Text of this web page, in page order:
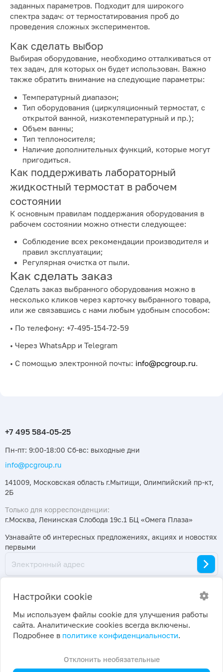
заданных параметров. Подходит для широкого
спектра задач: от термостатирования проб до
проведения сложных экспериментов.
Как сделать выбор
Выбирая оборудование, необходимо отталкиваться от
тех задач, для которых он будет использован. Важно
также обратить внимание на следующие параметры:
Температурный диапазон;
Тип оборудования (циркуляционный термостат, с
открытой ванной, низкотемпературный и пр.);
Объем ванны;
Тип теплоносителя;
Наличие дополнительных функций, которые могут
пригодиться.
Как поддерживать лабораторный
жидкостный термостат в рабочем
состоянии
К основным правилам поддержания оборудования в
рабочем состоянии можно отнести следующее:
Соблюдение всех рекомендации производителя и
правил эксплуатации;
Регулярная очистка от пыли.
Как сделать заказ
Сделать заказ выбранного оборудования можно в
несколько кликов через карточку выбранного товара,
или же связавшись с нами любым удобным способом:
• По телефону: +7-495-154-72-59
• Через WhatsApp и Telegram
• С помощью электронной почты: info@pcgroup.ru.
Пн-пт: 9:00-18:00 Сб-вс: выходные дни
info@pcgroup.ru
141009, Московская область г.Мытищи, Олимпийский пр-кт,
2Б
Только для корреспонденции:
г.Москва, Ленинская Слобода 19с.1 БЦ «Омега Плаза»
Узнавайте об интересных предложениях, акциях и новостях
первыми
2026 ©
ПраймКемикалсГрупп
Политика конфиденциальности
Настройки cookie
Настройки cookie
Мы используем файлы cookie для улучшения работы
сайта. Аналитические cookies всегда включены.
Подробнее в политике конфиденциальности.
Отклонить необязательные